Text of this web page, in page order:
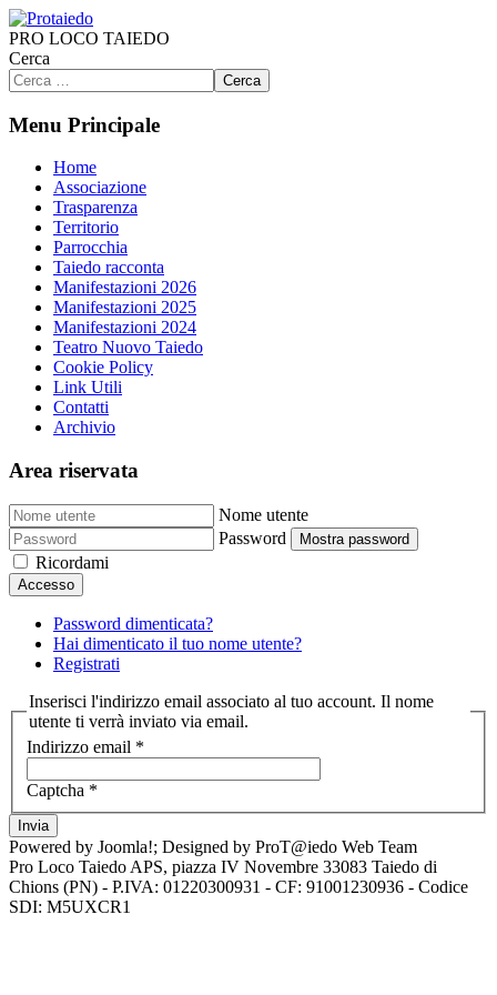
PRO LOCO TAIEDO
Cerca
Cerca
Menu Principale
Home
Associazione
Trasparenza
Territorio
Parrocchia
Taiedo racconta
Manifestazioni 2026
Manifestazioni 2025
Manifestazioni 2024
Teatro Nuovo Taiedo
Cookie Policy
Link Utili
Contatti
Archivio
Area riservata
Nome utente
Password
Mostra password
Ricordami
Accesso
Password dimenticata?
Hai dimenticato il tuo nome utente?
Registrati
Inserisci l'indirizzo email associato al tuo account. Il nome
utente ti verrà inviato via email.
Indirizzo email *
Captcha *
Invia
Powered by Joomla!; Designed by ProT@iedo Web Team
Pro Loco Taiedo APS, piazza IV Novembre 33083 Taiedo di
Chions (PN) - P.IVA: 01220300931 - CF: 91001230936 - Codice
SDI: M5UXCR1